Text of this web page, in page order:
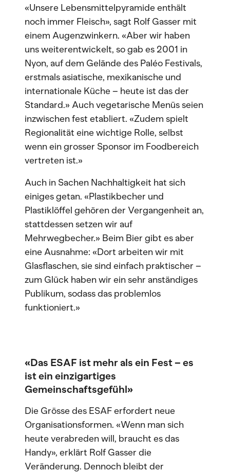
«Unsere Lebensmittelpyramide enthält
noch immer Fleisch», sagt Rolf Gasser mit
einem Augenzwinkern. «Aber wir haben
uns weiterentwickelt, so gab es 2001 in
Nyon, auf dem Gelände des Paléo Festivals,
erstmals asiatische, mexikanische und
internationale Küche – heute ist das der
Standard.» Auch vegetarische Menüs seien
inzwischen fest etabliert. «Zudem spielt
Regionalität eine wichtige Rolle, selbst
wenn ein grosser Sponsor im Foodbereich
vertreten ist.»
Auch in Sachen Nachhaltigkeit hat sich
einiges getan. «Plastikbecher und
Plastiklöffel gehören der Vergangenheit an,
stattdessen setzen wir auf
Mehrwegbecher.» Beim Bier gibt es aber
eine Ausnahme: «Dort arbeiten wir mit
Glasflaschen, sie sind einfach praktischer –
zum Glück haben wir ein sehr anständiges
Publikum, sodass das problemlos
funktioniert.»
«Das ESAF ist mehr als ein Fest – es
ist ein einzigartiges
Gemeinschaftsgefühl»
Die Grösse des ESAF erfordert neue
Organisationsformen. «Wenn man sich
heute verabreden will, braucht es das
Handy», erklärt Rolf Gasser die
Veränderung. Dennoch bleibt der